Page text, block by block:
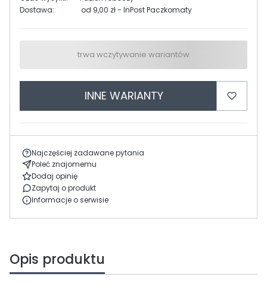
Dostawa:
od 9,00 zł- InPost Paczkomaty
trwa wczytywanie wariantów
INNE WARIANTY
Najczęściej zadawane pytania
Poleć znajomemu
Dodaj opinię
Zapytaj o produkt
Informacje o serwisie
Opis produktu